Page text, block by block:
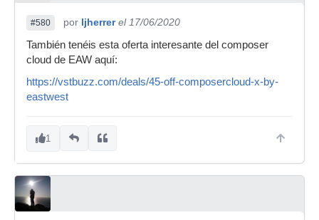
#580 por ljherrer el 17/06/2020
También tenéis esta oferta interesante del composer
cloud de EAW aquí:
https://vstbuzz.com/deals/45-off-composercloud-x-by-
eastwest
1